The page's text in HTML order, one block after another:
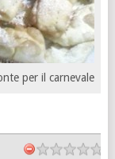
per il carnevale